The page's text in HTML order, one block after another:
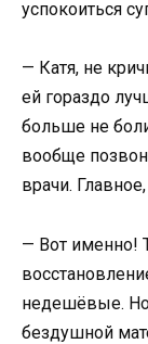
успокоиться
— Катя, не
ей гораздо
больше не
вообще
врачи.
— Вот именно!
недешёвые.
бездушной